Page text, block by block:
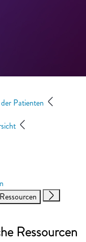
Patienten
Ressourcen